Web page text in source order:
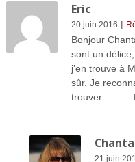
Eric
20 juin 2016 |
Bonjour
sont un
j’en trouve à
sûr. Je
21 juin